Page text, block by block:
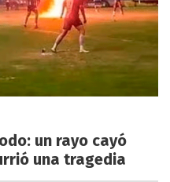
un rayo cayó
una tragedia